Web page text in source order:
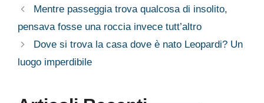
Mentre passeggia trova qualcosa di insolito,
pensava fosse una roccia invece tutt’altro
Dove si trova la casa dove è nato Leopardi? Un
luogo imperdibile